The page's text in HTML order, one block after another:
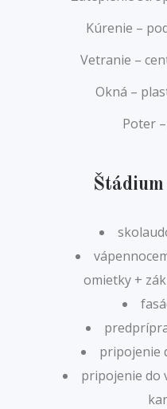
Kúrenie –
Vetranie –
Okná –
Poter
omietky +
pripojenie
pripojenie do